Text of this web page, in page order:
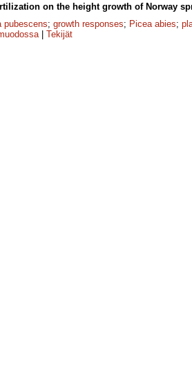
on the height growth of Norway
pubescens; growth responses; Picea abies;
| Tekijät